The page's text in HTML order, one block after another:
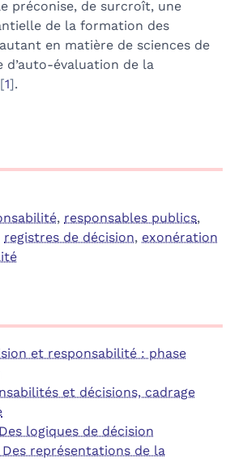
préconise, de surcroît, une
de la formation des
en matière de sciences de
d’auto-évaluation de la
1 .
, responsables publics,
registres de décision, exonération
et responsabilité : phase
et décisions, cadrage
Des logiques de décision
Des représentations de la